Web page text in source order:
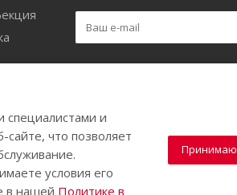
и
что позволяет
условия его
в нашей Политике в
Принимаю